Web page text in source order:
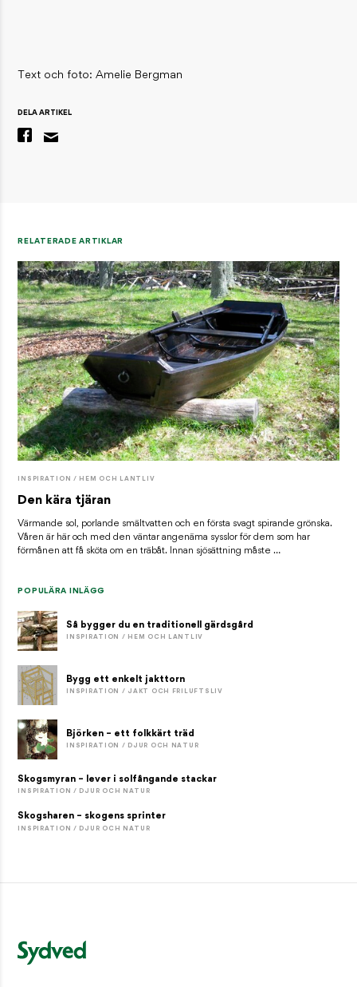
Text och foto: Amelie Bergman
DELA ARTIKEL
RELATERADE ARTIKLAR
INSPIRATION / HEM OCH LANTLIV
Den kära tjäran
Värmande sol, porlande smältvatten och en första svagt spirande grönska.
Våren är här och med den väntar angenäma sysslor för dem som har
förmånen att få sköta om en träbåt. Innan sjösättning måste …
POPULÄRA INLÄGG
Så bygger du en traditionell gärdsgård
INSPIRATION / HEM OCH LANTLIV
Bygg ett enkelt jakttorn
INSPIRATION / JAKT OCH FRILUFTSLIV
Björken – ett folkkärt träd
INSPIRATION / DJUR OCH NATUR
Skogsmyran – lever i solfångande stackar
INSPIRATION / DJUR OCH NATUR
Skogsharen – skogens sprinter
INSPIRATION / DJUR OCH NATUR